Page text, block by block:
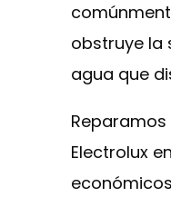
obstruye la
agua que
Electrolux